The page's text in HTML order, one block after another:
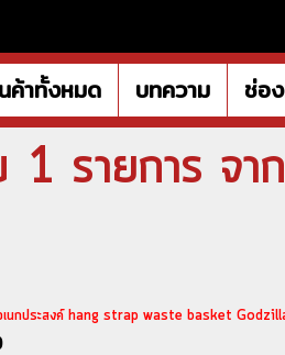
ค้าทั้งหมด บทความ ช่อ
1 รายการ จ
เนกประสงค์ hang strap waste basket